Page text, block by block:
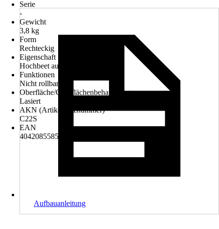
Serie
-
Gewicht
3,8 kg
Form
Rechteckig
Eigenschaft
Hochbeet auf Stelzen
Funktionen
Nicht rollbar
Oberfläche/Oberflächenbehandlung
Lasiert
AKN (Artikelkurznummer)
C22S
EAN
4042085585115
Aufbauanleitung